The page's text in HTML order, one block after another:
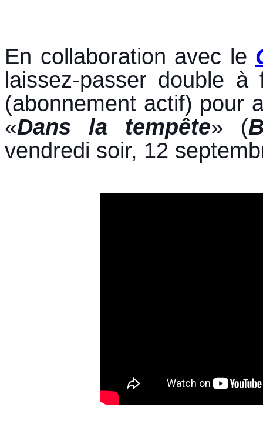
En collaboration avec le
laissez-passer double
(abonnement actif) pour
«Dans la tempête» (
vendredi soir, 12